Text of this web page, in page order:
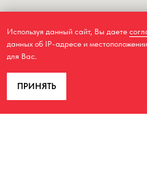
Используя данный сайт, Вы даете
данных об IP-адресе и
для Вас.
ПРИНЯТЬ